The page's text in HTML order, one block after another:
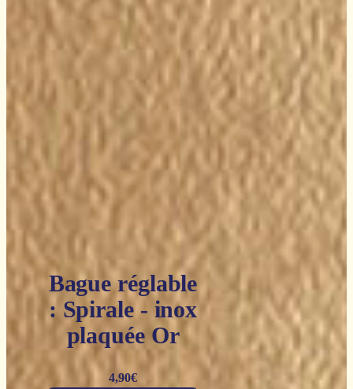
Bague réglable
: Spirale - inox
plaquée Or
4,90€